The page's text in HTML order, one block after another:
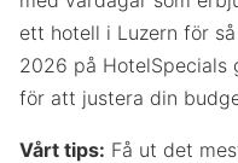
ett hotell i Luzern för
2026 på HotelSpecials
för att justera din
Vårt tips: Få ut det